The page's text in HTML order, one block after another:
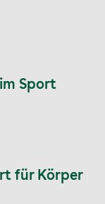
Sport
für Körper